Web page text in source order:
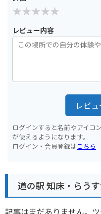
レビュー内容
レビ
ログインすると名前やアイコ
が使えるようになります。
ログイン・会員登録はこちら
道の駅 知床・らう